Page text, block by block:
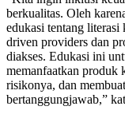
berkualitas. Oleh
edukasi tentang literasi
driven providers dan
diakses. Edukasi ini
memanfaatkan produk
risikonya, dan
bertanggungjawab,”